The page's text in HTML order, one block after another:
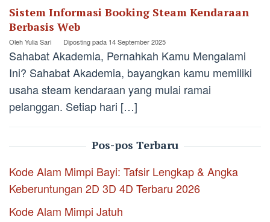
Sistem Informasi Booking Steam Kendaraan
Berbasis Web
OlehYulia Sari Diposting pada 14 September 2025
Sahabat Akademia, Pernahkah Kamu Mengalami
Ini? Sahabat Akademia, bayangkan kamu memiliki
usaha steam kendaraan yang mulai ramai
pelanggan. Setiap hari […]
Pos-pos Terbaru
Kode Alam Mimpi Bayi: Tafsir Lengkap & Angka
Keberuntungan 2D 3D 4D Terbaru 2026
Kode Alam Mimpi Jatuh